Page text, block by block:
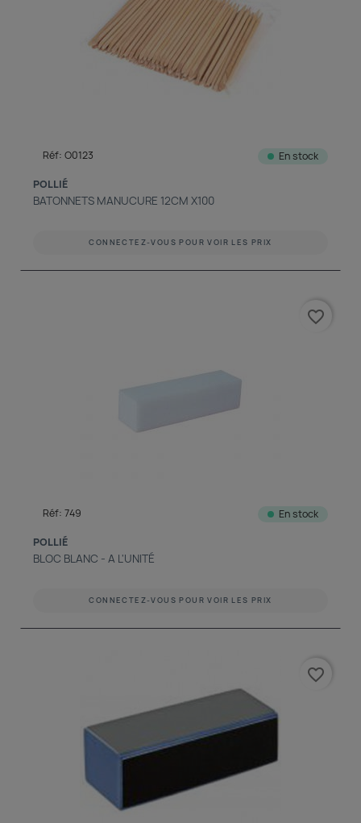
Réf: O0123 En stock
POLLIÉ
BATONNETS MANUCURE 12CM X100
CONNECTEZ-VOUS POUR VOIR LES PRIX
Réf: 749 En stock
POLLIÉ
BLOC BLANC - A L'UNITÉ
CONNECTEZ-VOUS POUR VOIR LES PRIX
favorite_border
favorite_border